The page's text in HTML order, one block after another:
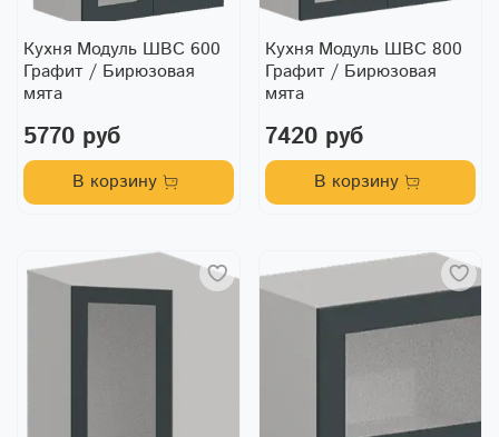
Кухня Модуль ШВС 600
Графит / Бирюзовая
мята
5770 руб
В корзину
Кухня Модуль ШВС 800
Графит / Бирюзовая
мята
7420 руб
В корзину